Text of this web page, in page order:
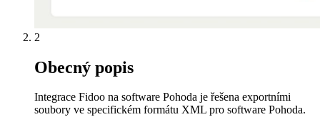
2
Obecný popis
Integrace Fidoo na software Pohoda je řešena exportními
soubory ve specifickém formátu XML pro software Pohoda.